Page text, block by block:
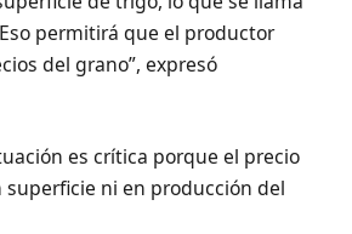
permitirá que el productor
del grano”, expresó
es crítica porque el precio
superficie ni en producción del